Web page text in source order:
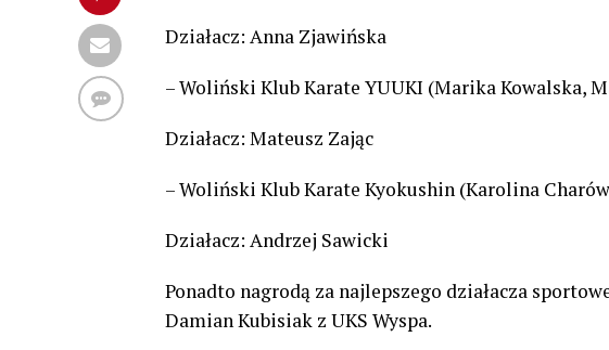
Działacz: Anna Zjawińska
– Woliński Klub Karate YUUKI (Marika Kowalska,
Działacz: Mateusz Zając
– Woliński Klub Karate Kyokushin (Karolina
Działacz: Andrzej Sawicki
Ponadto nagrodą za najlepszego działacza
Damian Kubisiak z UKS Wyspa.